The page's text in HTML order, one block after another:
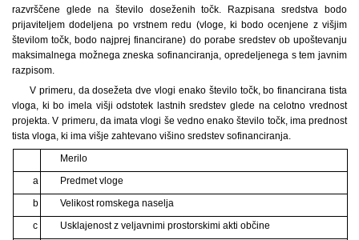
razvrščene glede na število doseženih točk. Razpisana sredstva bodo
prijaviteljem dodeljena po vrstnem redu (vloge, ki bodo ocenjene z višjim
številom točk, bodo najprej financirane) do porabe sredstev ob upoštevanju
maksimalnega možnega zneska sofinanciranja, opredeljenega s tem javnim
razpisom.
V primeru, da dosežeta dve vlogi enako število točk, bo financirana tista
vloga, ki bo imela višji odstotek lastnih sredstev glede na celotno vrednost
projekta. V primeru, da imata vlogi še vedno enako število točk, ima prednost
tista vloga, ki ima višje zahtevano višino sredstev sofinanciranja.
Merilo
a
Predmet vloge
b
Velikost romskega naselja
c
Usklajenost z veljavnimi prostorskimi akti občine